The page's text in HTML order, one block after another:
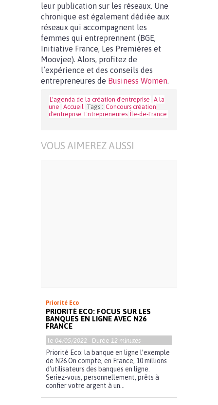
leur publication sur les réseaux. Une
chronique est également dédiée aux
réseaux qui accompagnent les
femmes qui entreprennent (BGE,
Initiative France, Les Premières et
Moovjee). Alors, profitez de
l’expérience et des conseils des
entrepreneures de Business Women.
L'agenda de la création d'entreprise A la
une Accueil Tags : Concours création
d'entreprise Entrepreneures Île-de-France
VOUS AIMEREZ AUSSI
Priorité Eco
PRIORITÉ ECO: FOCUS SUR LES
BANQUES EN LIGNE AVEC N26
FRANCE
le 04/05/2022 - Durée 12 minutes
Priorité Eco: la banque en ligne l’exemple
de N26 On compte, en France, 10 millions
d’utilisateurs des banques en ligne.
Seriez-vous, personnellement, prêts à
confier votre argent à un...